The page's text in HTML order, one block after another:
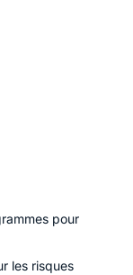
pour
les risques